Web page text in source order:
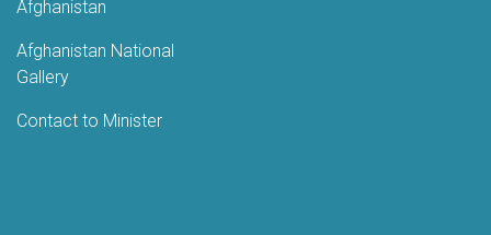
Afghanistan
Afghanistan National
Gallery
Contact to Minister